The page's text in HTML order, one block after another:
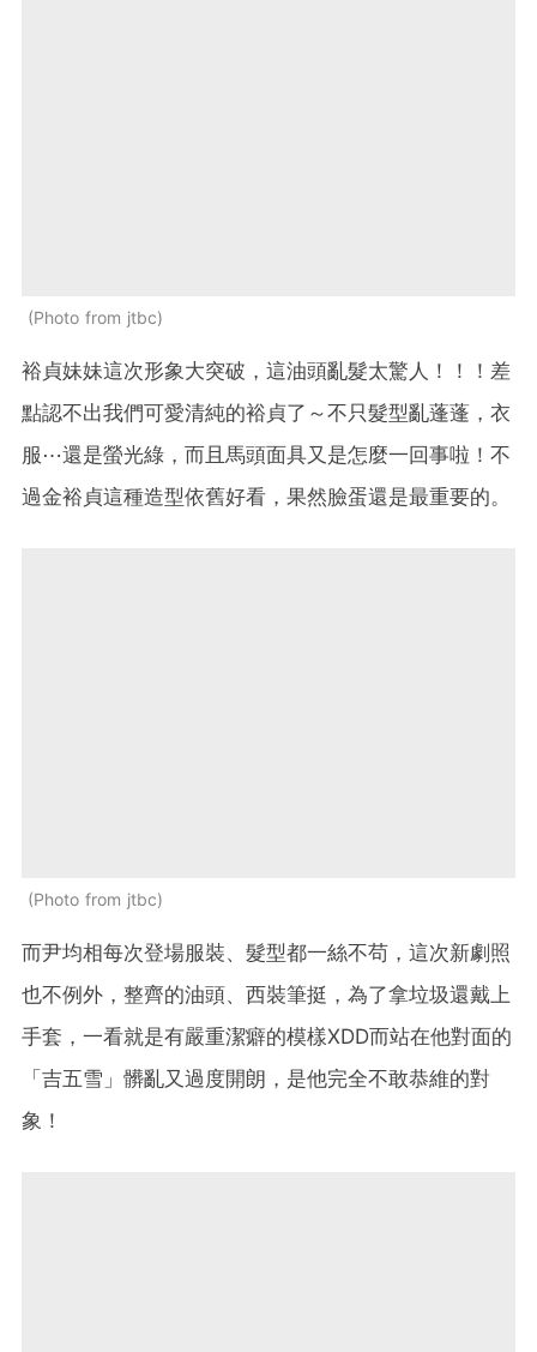
Photo from jtbc
裕貞妹妹這次形象大突破，這油頭亂髮太驚人！！！差
點認不出我們可愛清純的裕貞了～不只髮型亂蓬蓬，衣
服⋯還是螢光綠，而且馬頭面具又是怎麼一回事啦！不
過金裕貞這種造型依舊好看，果然臉蛋還是最重要的。
Photo from jtbc
而尹均相每次登場服裝、髮型都一絲不苟，這次新劇照
也不例外，整齊的油頭、西裝筆挺，為了拿垃圾還戴上
手套，一看就是有嚴重潔癖的模樣XDD而站在他對面的
「吉五雪」髒亂又過度開朗，是他完全不敢恭維的對
象！